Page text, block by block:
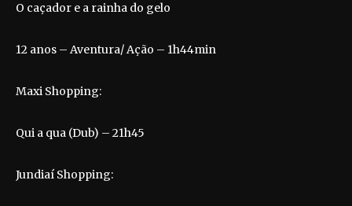
O caçador e a rainha do gelo
12 anos – Aventura/ Ação – 1h44min
Maxi Shopping:
Qui a qua (Dub) – 21h45
Jundiaí Shopping: